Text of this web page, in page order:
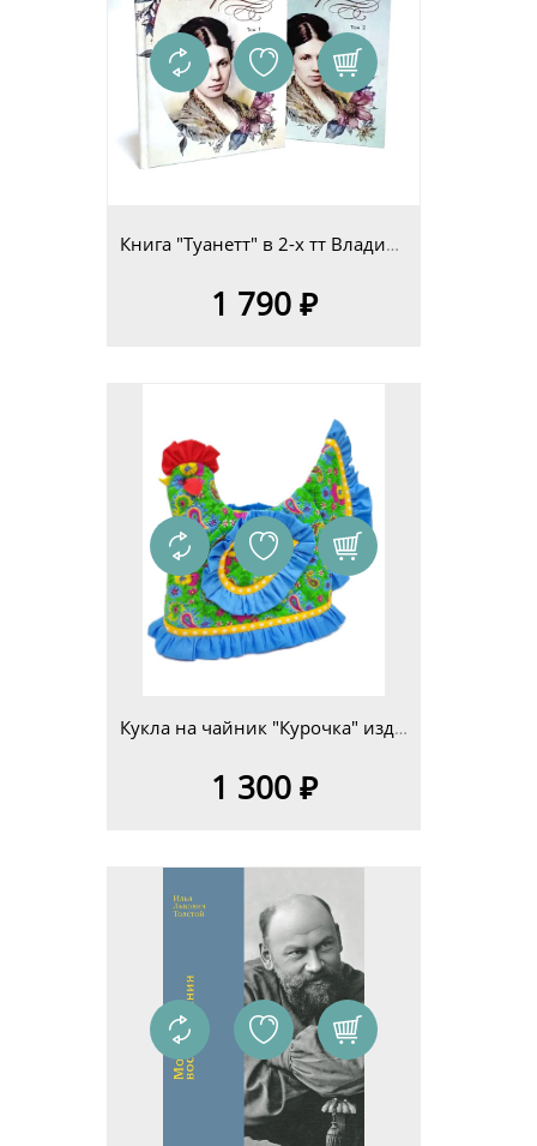
Книга "Туанетт" в 2-х тт Владимир Сериков
1 790 ₽
Кукла на чайник "Курочка" изд.4
1 300 ₽